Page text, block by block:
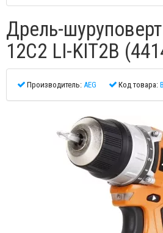
Дрель-шуруповерт
12C2 LI-KIT2B
Производитель: AEG Код товара: